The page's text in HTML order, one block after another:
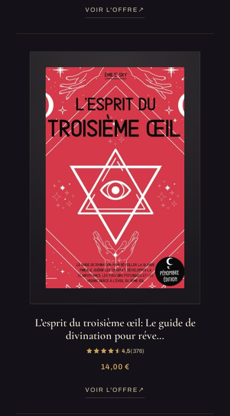
VOIR L'OFFRE
L’esprit du troisième œil: Le guide de
divination pour réve…
4,5(376)
14,00 €
VOIR L'OFFRE